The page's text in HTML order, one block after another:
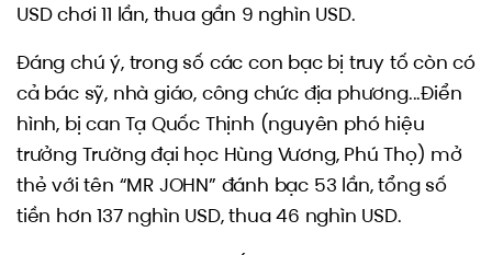
USD chơi 11 lần, thua gần 9 nghìn USD.
Đáng chú ý, trong số các con bạc bị truy tố còn có
cả bác sỹ, nhà giáo, công chức địa phương...Điển
hình, bị can Tạ Quốc Thịnh (nguyên phó hiệu
trưởng Trường đại học Hùng Vương, Phú Thọ) mở
thẻ với tên “MR JOHN” đánh bạc 53 lần, tổng số
tiền hơn 137 nghìn USD, thua 46 nghìn USD.